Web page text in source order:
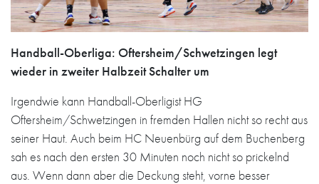
Handball-Oberliga: Oftersheim/Schwetzingen legt
wieder in zweiter Halbzeit Schalter um
Irgendwie kann Handball-Oberligist HG
Oftersheim/Schwetzingen in fremden Hallen nicht so recht aus
seiner Haut. Auch beim HC Neuenbürg auf dem Buchenberg
sah es nach den ersten 30 Minuten noch nicht so prickelnd
aus. Wenn dann aber die Deckung steht, vorne besser